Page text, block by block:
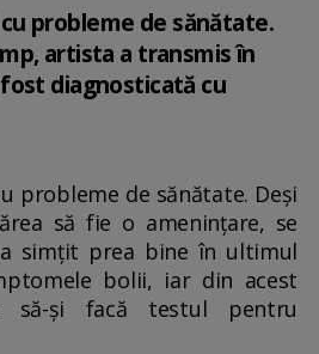
probleme de sănătate.
artista a transmis în
diagnosticată cu
probleme de sănătate. Deși
să fie o amenințare, se
simțit prea bine în ultimul
bolii, iar din acest
să-și facă testul pentru